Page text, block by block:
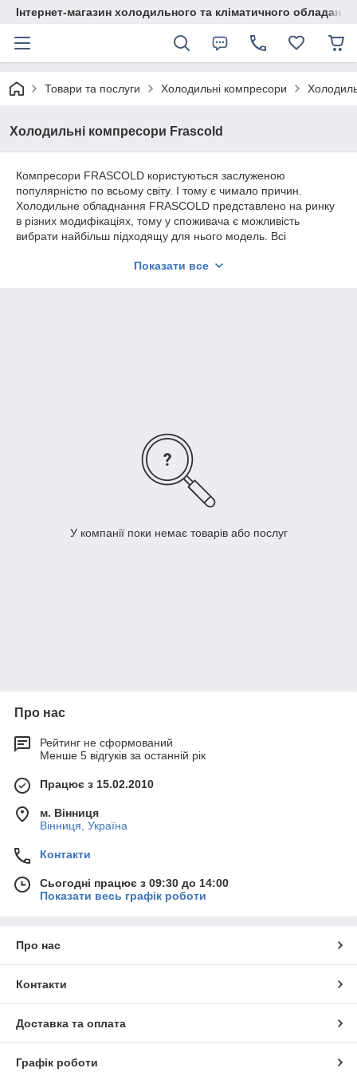
Інтернет-магазин холодильного та кліматичного обладання
Товари та послуги Холодильні компресори
Холодильні компресори Frascold
Компресори FRASCOLD користуються заслуженою
популярністю по всьому світу. І тому є чимало причин.
Холодильне обладнання FRASCOLD представлено на ринку
в різних модифікаціях, тому у споживача є можливість
вибрати найбільш підходящу для нього модель. Всі
відрізняються високою ефективністю використання.
Показати все
У компанії поки немає товарів або послуг
Про нас
Рейтинг не сформований
Менше 5 відгуків за останній рік
Працює з 15.02.2010
м. Вінниця
Вінниця, Україна
Контакти
Сьогодні працює з 09:30 до 14:00
Показати весь графік роботи
Про нас
Контакти
Доставка та оплата
Графік роботи